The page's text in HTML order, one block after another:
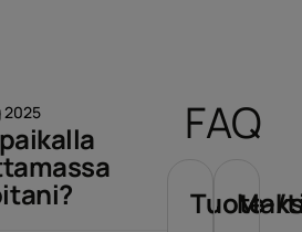
puhelimet
2025 FAQ
Tuote-/